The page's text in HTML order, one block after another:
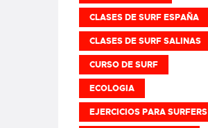
CLASES DE SURF ESPAÑA
CLASES DE SURF SALINAS
CURSO DE SURF
ECOLOGIA
EJERCICIOS PARA SURFERS